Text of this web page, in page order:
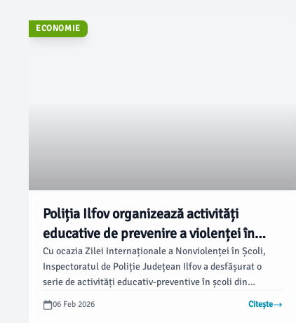
ECONOMIE
Poliția Ilfov organizează activități
educative de prevenire a violenței în
școli
Cu ocazia Zilei Internaționale a Nonviolenței în Școli,
Inspectoratul de Poliție Județean Ilfov a desfășurat o
serie de activități educativ-preventive în școli din
localitățile Chiajna, Buftea și Chitila. Aceste acțiuni au
avut rolul de a informa elevii și de a le oferi instrumente
06 Feb 2026 Citește